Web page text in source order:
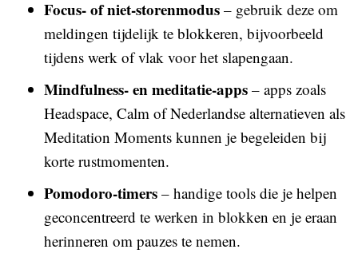
Focus- of niet-storenmodus – gebruik deze om
meldingen tijdelijk te blokkeren, bijvoorbeeld
tijdens werk of vlak voor het slapengaan.
Mindfulness- en meditatie-apps – apps zoals
Headspace, Calm of Nederlandse alternatieven als
Meditation Moments kunnen je begeleiden bij
korte rustmomenten.
Pomodoro-timers – handige tools die je helpen
geconcentreerd te werken in blokken en je eraan
herinneren om pauzes te nemen.